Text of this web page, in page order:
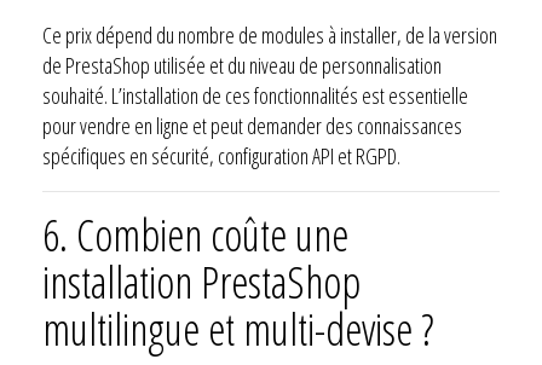
Ce prix dépend du nombre de modules à installer, de la version
de PrestaShop utilisée et du niveau de personnalisation
souhaité. L’installation de ces fonctionnalités est essentielle
pour vendre en ligne et peut demander des connaissances
spécifiques en sécurité, configuration API et RGPD.
6. Combien coûte une
installation PrestaShop
multilingue et multi-devise ?